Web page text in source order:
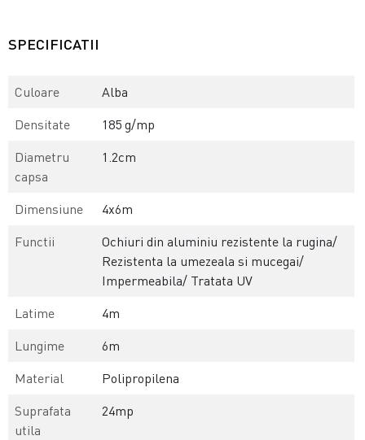
SPECIFICATII
Culoare
Alba
Densitate
185 g/mp
Diametru
capsa
1.2cm
Dimensiune
4x6m
Functii
Ochiuri din aluminiu rezistente la rugina/
Rezistenta la umezeala si mucegai/
Impermeabila/ Tratata UV
Latime
4m
Lungime
6m
Material
Polipropilena
Suprafata
utila
24mp